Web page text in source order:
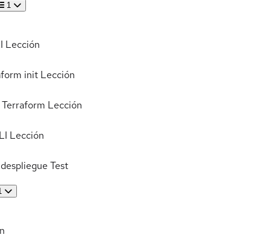
1
Lección
init Lección
Lección
Lección
Test